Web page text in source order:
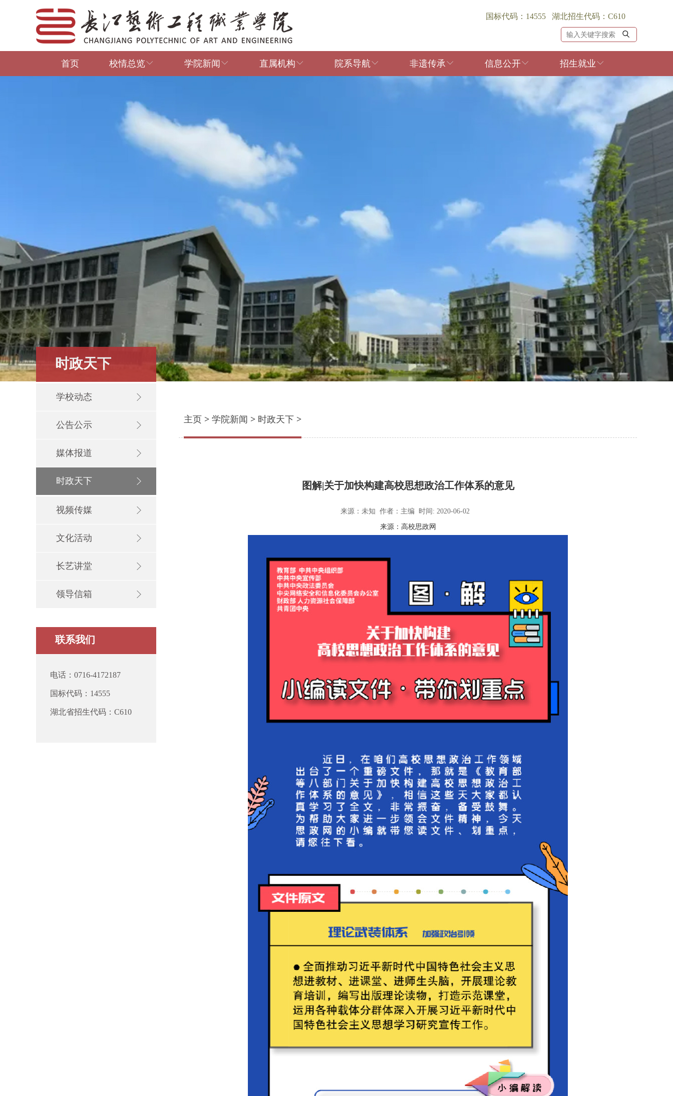
国标代码：14555 湖北招生代码：C610
首页 校情总览 学院新闻 直属机构 院系导航 非遗传承 信息公开 招生就业
时政天下
学校动态
公告公示
媒体报道
时政天下
视频传媒
文化活动
长艺讲堂
领导信箱
联系我们
电话：0716-4172187
国标代码：14555
湖北省招生代码：C610
主页 > 学院新闻 > 时政天下 >
图解|关于加快构建高校思想政治工作体系的意见
来源：未知 作者：主编 时间: 2020-06-02
来源：高校思政网